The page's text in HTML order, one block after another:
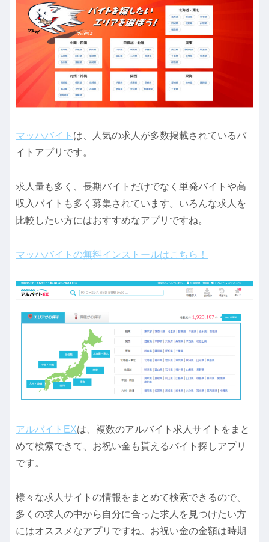
マッハバイト は、人気の求人が多数掲載されているバ
イトアプリです。
求人量も多く、長期バイトだけでなく単発バイトや高
収入バイトも多く募集されています。いろんな求人を
比較したい方にはおすすめなアプリですね。
マッハバイトの無料インストールはこちら！
アルバイトEXは、複数のアルバイト求人サイトをまと
めて検索できて、お祝い金も貰えるバイト探しアプリ
です。
様々な求人サイトの情報をまとめて検索できるので、
多くの求人の中から自分に合った求人を見つけたい方
にはオススメなアプリですね。お祝い金の金額は時期